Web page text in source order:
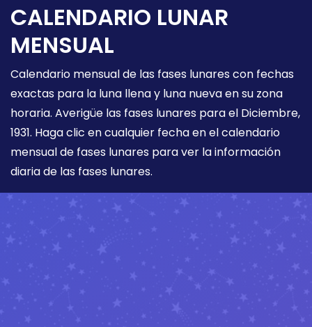
CALENDARIO LUNAR
MENSUAL
Calendario mensual de las fases lunares con fechas
exactas para la luna llena y luna nueva en su zona
horaria. Averigüe las fases lunares para el Diciembre,
1931. Haga clic en cualquier fecha en el calendario
mensual de fases lunares para ver la información
diaria de las fases lunares.